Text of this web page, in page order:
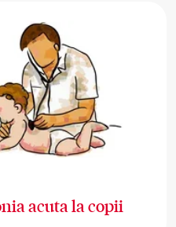
acuta la copii